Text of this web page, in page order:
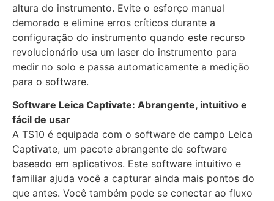
altura do instrumento. Evite o esforço manual
demorado e elimine erros críticos durante a
configuração do instrumento quando este recurso
revolucionário usa um laser do instrumento para
medir no solo e passa automaticamente a medição
para o software.
Software Leica Captivate: Abrangente, intuitivo e
fácil de usar
A TS10 é equipada com o software de campo Leica
Captivate, um pacote abrangente de software
baseado em aplicativos. Este software intuitivo e
familiar ajuda você a capturar ainda mais pontos do
que antes. Você também pode se conectar ao fluxo